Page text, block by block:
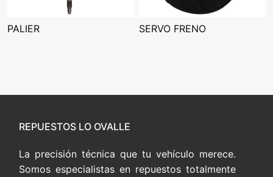
PALIER SERVO FRENO
REPUESTOS LO OVALLE
La precisión técnica que tu vehículo merece.
Somos especialistas en repuestos totalmente